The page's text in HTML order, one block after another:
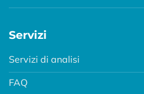
Servizi
Servizi di analisi
FAQ